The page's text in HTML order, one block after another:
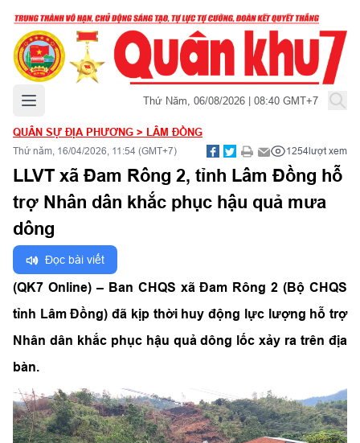
Mở menu chính Thứ Năm, 06/08/2026 | 08:40 GMT+7
QUÂN SỰ ĐỊA PHƯƠNG > LÂM ĐỒNG
Thứ năm, 16/04/2026, 11:54 (GMT+7) 1254lượt xem
LLVT xã Đam Rông 2, tỉnh Lâm Đồng hỗ
trợ Nhân dân khắc phục hậu quả mưa
dông
Đọc bài viết
(QK7 Online) – Ban CHQS xã Đam Rông 2 (Bộ CHQS
tỉnh Lâm Đồng) đã kịp thời huy động lực lượng hỗ trợ
Nhân dân khắc phục hậu quả dông lốc xảy ra trên địa
bàn.